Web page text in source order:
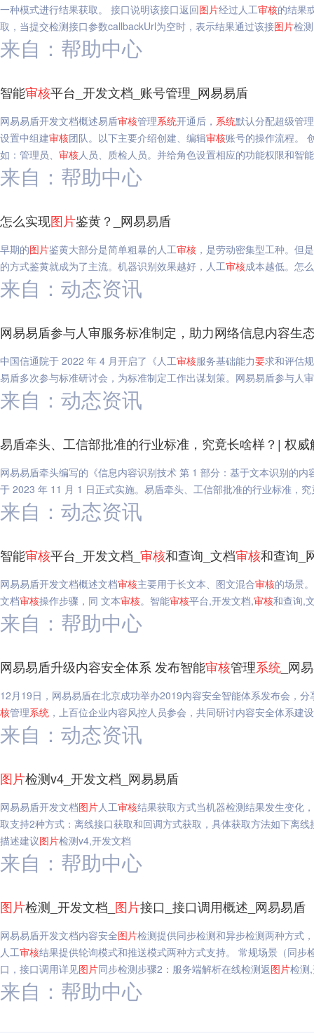
一种模式进行结果获取。 接口说明该接口返回图片经过人工审核的结果
取，当提交检测接口参数callbackUrl为空时，表示结果通过该接图片检
来自：帮助中心
智能审核平台_开发文档_账号管理_网易易盾
网易易盾开发文档概述易盾审核管理系统开通后， 系统默认分配超级管
设置中组建审核团队。以下主要介绍创建、编辑审核账号的操作流程。
如：管理员、 审核人员、质检人员。并给角色设置相应的功能权限和智能
来自：帮助中心
怎么实现图片鉴黄？_网易易盾
早期的图片鉴黄大部分是简单粗暴的人工审核 ，是劳动密集型工种。但
的方式鉴黄就成为了主流。机器识别效果越好，人工审核成本越低。怎
来自：动态资讯
网易易盾参与人审服务标准制定，助力网络信息内容生
中国信通院于 2022 年 4 月开启了《人工审核服务基础能力要求和评估
易盾多次参与标准研讨会，为标准制定工作出谋划策。网易易盾参与人
来自：动态资讯
易盾牵头、工信部批准的行业标准，究竟长啥样？| 权
网易易盾牵头编写的《信息内容识别技术 第 1 部分：基于文本识别的内
于 2023 年 11 月 1 日正式实施。易盾牵头、工信部批准的行业标准，
来自：动态资讯
智能审核平台_开发文档_ 审核和查询_文档审核和查询_
网易易盾开发文档概述文档审核主要用于长文本、图文混合审核的场景
文档审核操作步骤，同 文本审核。智能审核平台,开发文档,审核和查询,
来自：帮助中心
网易易盾升级内容安全体系 发布智能审核管理系统 _网
12月19日，网易易盾在北京成功举办2019内容安全智能体系发布会，
核管理系统 ，上百位企业内容风控人员参会，共同研讨内容安全体系建
来自：动态资讯
图片检测v4_开发文档_网易易盾
网易易盾开发文档图片人工审核结果获取方式当机器检测结果发生变化
取支持2种方式：离线接口获取和回调方式获取，具体获取方法如下离
描述建议图片检测v4,开发文档
来自：帮助中心
图片检测_开发文档_ 图片接口_接口调用概述_网易易盾
网易易盾开发文档内容安全图片检测提供同步检测和异步检测两种方式
人工审核结果提供轮询模式和推送模式两种方式支持。 常规场景（同
口，接口调用详见图片同步检测步骤2：服务端解析在线检测返图片检测
来自：帮助中心